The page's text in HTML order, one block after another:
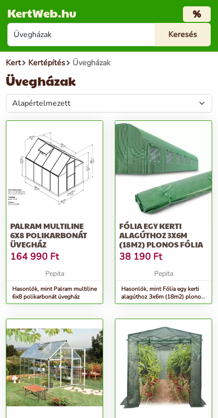
KertWeb.hu %
Kert Kertépítés Üvegházak
Üvegházak
PALRAM MULTILINE
6X8 POLIKARBONÁT
ÜVEGHÁZ
164 990 Ft
Pepita
Hasonlók, mint Palram multiline
6x8 polikarbonát üvegház
FÓLIA EGY KERTI
ALAGÚTHOZ 3X6M
(18M2) PLONOS FÓLIA
38 190 Ft
Pepita
Hasonlók, mint Fólia egy kerti
alagúthoz 3x6m (18m2) plonos
fólia